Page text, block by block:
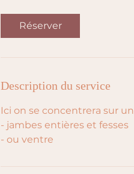
Réserver
Description du service
Ici on se concentrera sur
- jambes entières et fesses
- ou ventre